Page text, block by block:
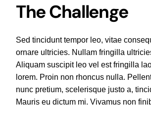
The Challenge
Sed tincidunt tempor leo, vitae
ornare ultricies. Nullam fringilla
Aliquam suscipit leo vel est fringilla
lorem. Proin non rhoncus nulla.
nunc pretium, scelerisque justo a,
Mauris eu dictum mi. Vivamus non